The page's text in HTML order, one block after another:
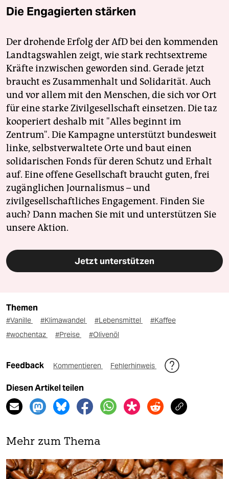
Die Engagierten stärken
Der drohende Erfolg der AfD bei den kommenden
Landtagswahlen zeigt, wie stark rechtsextreme
Kräfte inzwischen geworden sind. Gerade jetzt
braucht es Zusammenhalt und Solidarität. Auch
und vor allem mit den Menschen, die sich vor Ort
für eine starke Zivilgesellschaft einsetzen. Die taz
kooperiert deshalb mit "Alles beginnt im
Zentrum". Die Kampagne unterstützt bundesweit
linke, selbstverwaltete Orte und baut einen
solidarischen Fonds für deren Schutz und Erhalt
auf. Eine offene Gesellschaft braucht guten, frei
zugänglichen Journalismus – und
zivilgesellschaftliches Engagement. Finden Sie
auch? Dann machen Sie mit und unterstützen Sie
unsere Aktion.
Jetzt unterstützen
Themen
#Vanille #Klimawandel #Lebensmittel
#Kaffee
#wochentaz
#Preise #Olivenöl
Feedback Kommentieren Fehlerhinweis
Diesen Artikel teilen
Mehr zum Thema